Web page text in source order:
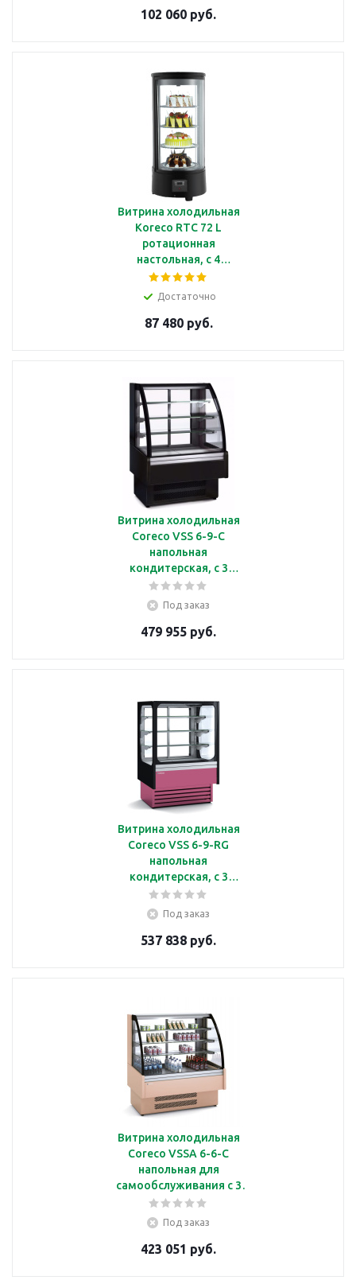
102 060 руб.
Витрина холодильная
Koreco RTC 72 L
ротационная
настольная, с 4
полками, объемом 72 л,
с подсветкой
Достаточно
87 480 руб.
Витрина холодильная
Coreco VSS 6-9-C
напольная
кондитерская, с 3
полками, с подсветкой
Под заказ
479 955 руб.
Витрина холодильная
Coreco VSS 6-9-RG
напольная
кондитерская, с 3
полками, с подсветкой
Под заказ
537 838 руб.
Витрина холодильная
Coreco VSSA 6-6-C
напольная для
самообслуживания с 3
полками, с подсветкой
Под заказ
423 051 руб.